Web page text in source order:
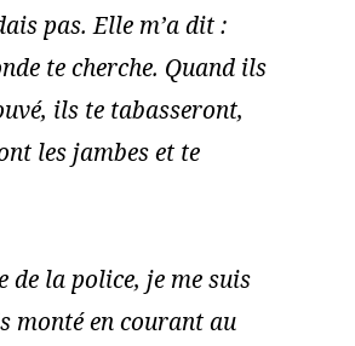
pas. Elle m’a dit :
te cherche. Quand ils
ils te tabasseront,
les jambes et te
de la police, je me suis
monté en courant au